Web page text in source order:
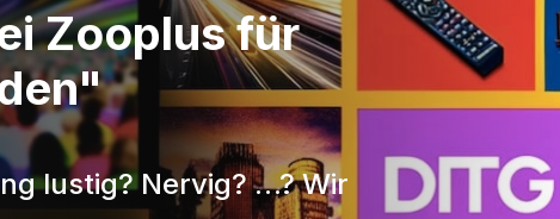
Zooplus für
lustig? Nervig? …? Wir